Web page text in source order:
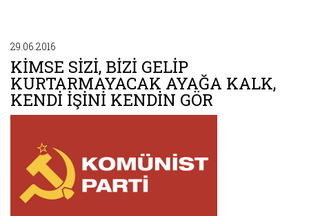
29.06.2016
KİMSE SİZİ, BİZİ GELİP
KURTARMAYACAK AYAĞA KALK,
KENDİ İŞİNİ KENDİN GÖR